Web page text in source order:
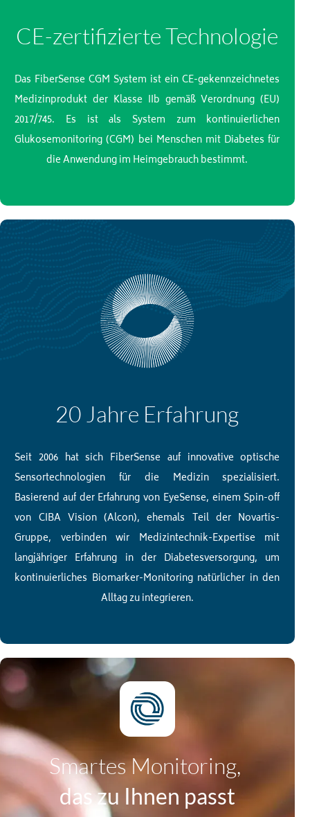
CE-zertifizierte Technologie
Das FiberSense CGM System ist ein CE-gekennzeichnetes
Medizinprodukt der Klasse IIb gemäß Verordnung (EU)
2017/745. Es ist als System zum kontinuierlichen
Glukosemonitoring (CGM) bei Menschen mit Diabetes für
die Anwendung im Heimgebrauch bestimmt.
20 Jahre Erfahrung
Seit 2006 hat sich FiberSense auf innovative optische
Sensortechnologien für die Medizin spezialisiert.
Basierend auf der Erfahrung von EyeSense, einem Spin-off
von CIBA Vision (Alcon), ehemals Teil der Novartis-
Gruppe, verbinden wir Medizintechnik-Expertise mit
langjähriger Erfahrung in der Diabetesversorgung, um
kontinuierliches Biomarker-Monitoring natürlicher in den
Alltag zu integrieren.
Smartes Monitoring,
das zu Ihnen passt